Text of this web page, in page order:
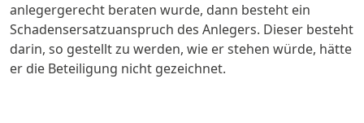
anlegergerecht beraten wurde, dann besteht ein
Schadensersatzuanspruch des Anlegers. Dieser besteht
darin, so gestellt zu werden, wie er stehen würde, hätte
er die Beteiligung nicht gezeichnet.